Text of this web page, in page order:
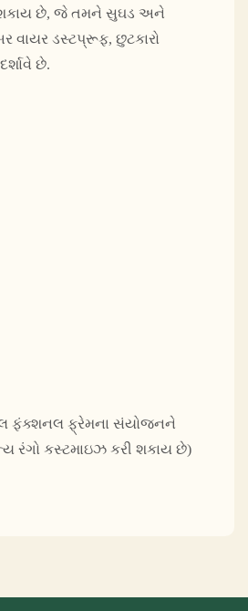
શકાય છે, જે તમને સુઘડ અને
વાયર ડસ્ટપ્રૂફ, છુટકારો
છે.
ફંક્શનલ ફ્રેમના સંયોજનને
રંગો કસ્ટમાઇઝ કરી શકાય છે)